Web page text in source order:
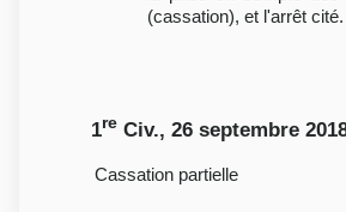
(cassation), et l'arrêt cité.
1re Civ., 26 septembre
Cassation partielle